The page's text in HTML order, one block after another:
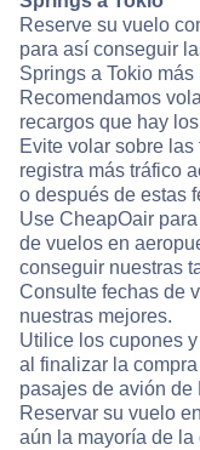
Reserve su vuelo
para así conseguir
Springs a Tokio más
Recomendamos
recargos que hay
Evite volar sobre
registra más tráfico
o después de estas
Use CheapOair
de vuelos en
conseguir nuestras
Consulte fechas de
nuestras mejores.
Utilice los cupones
al finalizar la
pasajes de avión de
Reservar su vuelo
aún la mayoría de